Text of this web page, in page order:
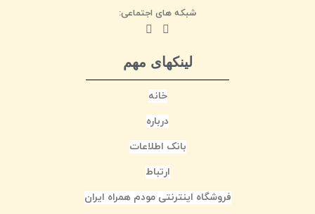
شبکه های اجتماعی:
لینکهای مهم
خانه
درباره
بانک اطلاعات
ارتباط
فروشگاه اینترنتی مودم همراه ایران